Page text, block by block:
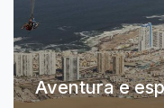
Aventura e